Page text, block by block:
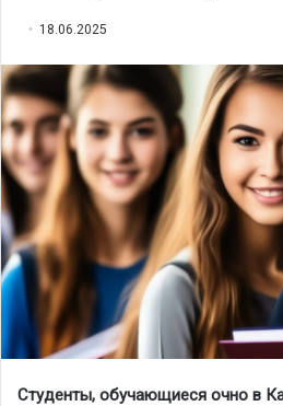
18.06.2025
Студенты, обучающиеся очно в